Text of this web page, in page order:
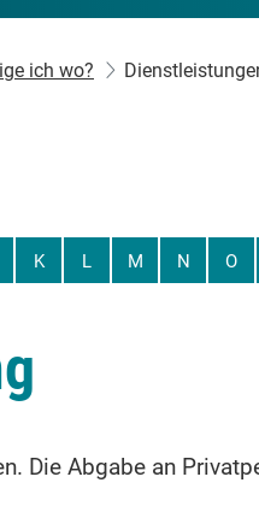
ich wo?
K L M N O
Die Abgabe an